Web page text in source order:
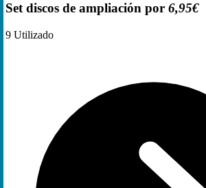
Set discos de ampliación por 6,95€
9 Utilizado